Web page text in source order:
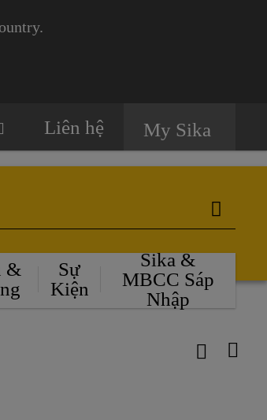
Liên hệ My Sika
&
Sự
Kiện
Sika &
MBCC Sáp
Nhập